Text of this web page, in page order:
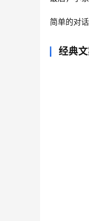
简单的对
经典